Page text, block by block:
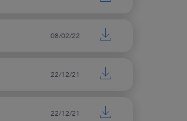
08/02/22
22/12/21
22/12/21